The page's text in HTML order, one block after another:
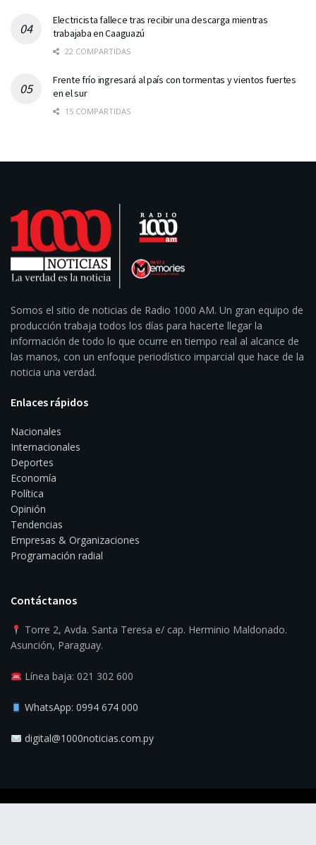
Electricista fallece tras recibir una descarga mientras
trabajaba en Caaguazú
22 COMPARTIDAS
Frente frío ingresará al país con tormentas y vientos fuertes
en el sur
15 COMPARTIDAS
Somos el sitio de noticias de Radio 1000 AM. Un gran equipo de
producción trabaja todos los días para hacerte llegar la
información de todo lo que ocurre en tiempo real al alcance de
las manos, con un enfoque periodístico imparcial que hace de la
noticia una verdad.
Enlaces rápidos
Nacionales
Internacionales
Deportes
Economía
Política
Opinión
Tendencias
Empresas & Organizaciones
Programación radial
Contáctanos
Torre 2, Avda. Santa Teresa e/ cap. Herminio Maldonado.
Asunción, Paraguay.
Línea baja: 021 302 600
WhatsApp: 0994 674 000
digital@1000noticias.com.py